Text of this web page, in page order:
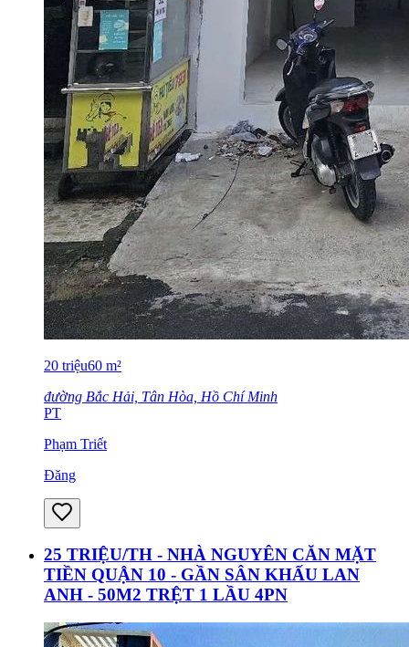
20 triệu60 m²
đường Bắc Hải, Tân Hòa, Hồ Chí Minh
PT
Phạm Triết
Đăng
25 TRIỆU/TH - NHÀ NGUYÊN CĂN MẶT
TIỀN QUẬN 10 - GẦN SÂN KHẤU LAN
ANH - 50M2 TRỆT 1 LẦU 4PN